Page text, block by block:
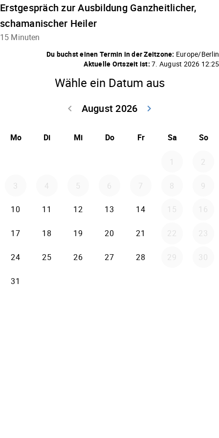
Erstgespräch zur Ausbildung Ganzheitlicher,
schamanischer Heiler
15 Minuten
Du buchst einen Termin in der Zeitzone: Europe/Berlin
Aktuelle Ortszeit ist: 7. August 2026 12:25
Wähle ein Datum aus
August 2026
keyboard_arrow_left
keyboard_arrow_right
Mo Di Mi Do Fr Sa So
1 2
3 4 5 6 7 8 9
10 11 12 13 14 15 16
17 18 19 20 21 22 23
24 25 26 27 28 29 30
31